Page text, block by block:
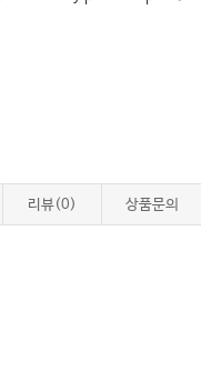
리뷰(0) 상품문의